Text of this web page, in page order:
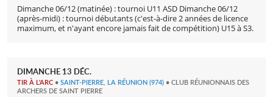
Dimanche 06/12 (matinée) : tournoi U11 ASD Dimanche 06/12
(après-midi) : tournoi débutants (c'est-à-dire 2 années de licence
maximum, et n'ayant encore jamais fait de compétition) U15 à S3.
DIMANCHE 13 DÉC.
TIR À L'ARC • SAINT-PIERRE, LA RÉUNION (974) • CLUB RÉUNIONNAIS DES
ARCHERS DE SAINT PIERRE